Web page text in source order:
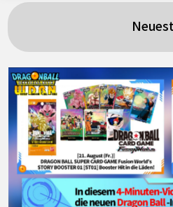
VIDEOS
SPECIALS
INFOS